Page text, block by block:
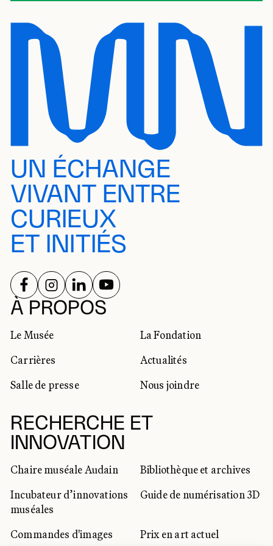
UN ÉCHANGE
VIVANT ENTRE
CURIEUX
ET INITIÉS
À PROPOS
Le Musée
La Fondation
Carrières
Actualités
Salle de presse
Nous joindre
RECHERCHE ET
INNOVATION
Chaire muséale Audain
Bibliothèque et archives
Incubateur d’innovations
muséales
Guide de numérisation 3D
Commandes d'images Prix en art actuel
RÉSEAUX SOCIAUX
SUIVEZ-NOUS SUR
SUIVEZ-NOUS SUR
SUIVEZ-NOUS SUR
SUIVEZ-NOUS SUR